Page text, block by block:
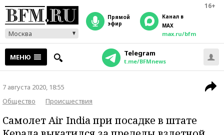
16+
Москва
прямой
эфир
Канал в
MAX
max.ru/bfm
МЕНЮ Telegram
t.me/BFMnews
7 августа 2020, 18:55
Общество
Происшествия
Самолет Air India при посадке в штате